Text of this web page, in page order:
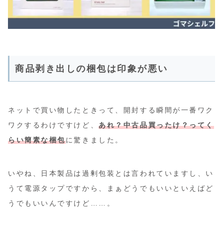
商品剥き出しの梱包は印象が悪い
ネットで買い物したときって、開封する瞬間が一番ワク
ワクするわけですけど、あれ？中古品買ったけ？ってく
らい簡素な梱包に驚きました。
いやね、日本製品は過剰包装とは言われていますし、い
うて電源タップですから、まぁどうでもいいといえばど
うでもいいんですけど……。